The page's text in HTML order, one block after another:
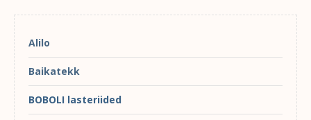
Alilo
Baikatekk
BOBOLI lasteriided